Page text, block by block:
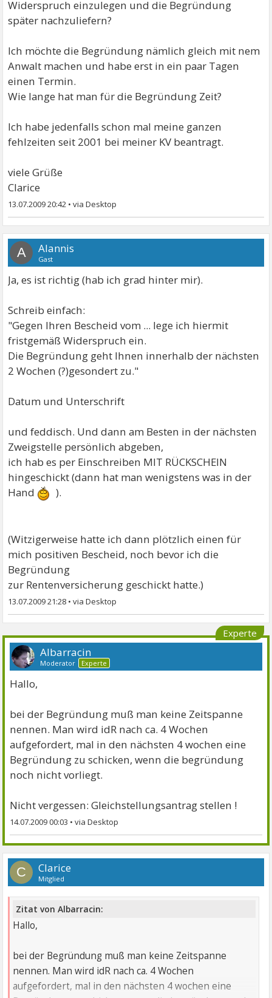
Widerspruch einzulegen und die Begründung
später nachzuliefern?
Ich möchte die Begründung nämlich gleich mit nem
Anwalt machen und habe erst in ein paar Tagen
einen Termin.
Wie lange hat man für die Begründung Zeit?
Ich habe jedenfalls schon mal meine ganzen
fehlzeiten seit 2001 bei meiner KV beantragt.
viele Grüße
Clarice
13.07.2009 20:42 •
A Alannis
Gast
Ja, es ist richtig (hab ich grad hinter mir).
Schreib einfach:
"Gegen Ihren Bescheid vom ... lege ich hiermit
fristgemäß Widerspruch ein.
Die Begründung geht Ihnen innerhalb der nächsten
2 Wochen (?)gesondert zu."
Datum und Unterschrift
und feddisch. Und dann am Besten in der nächsten
Zweigstelle persönlich abgeben,
ich hab es per Einschreiben MIT RÜCKSCHEIN
hingeschickt (dann hat man wenigstens was in der
Hand
).
(Witzigerweise hatte ich dann plötzlich einen für
mich positiven Bescheid, noch bevor ich die
Begründung
zur Rentenversicherung geschickt hatte.)
13.07.2009 21:28 •
Experte
Albarracin
Moderator Experte
Hallo,
bei der Begründung muß man keine Zeitspanne
nennen. Man wird idR nach ca. 4 Wochen
aufgefordert, mal in den nächsten 4 wochen eine
Begründung zu schicken, wenn die begründung
noch nicht vorliegt.
Nicht vergessen: Gleichstellungsantrag stellen !
14.07.2009 00:03 •
C Clarice
Mitglied
Zitat von Albarracin:
Hallo,
bei der Begründung muß man keine Zeitspanne
nennen. Man wird idR nach ca. 4 Wochen
aufgefordert, mal in den nächsten 4 wochen eine